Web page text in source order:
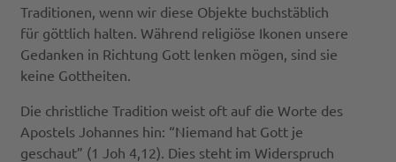
Traditionen, wenn wir diese Objekte buchstäblich
für göttlich halten. Während religiöse Ikonen unsere
Gedanken in Richtung Gott lenken mögen, sind sie
keine Gottheiten.
Die christliche Tradition weist oft auf die Worte des
Apostels Johannes hin: “Niemand hat Gott je
geschaut” (1 Joh 4,12). Dies steht im Widerspruch